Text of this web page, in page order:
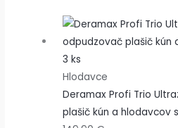
Hlodavce
Deramax Profi Trio
plašič kún a hlodavcov